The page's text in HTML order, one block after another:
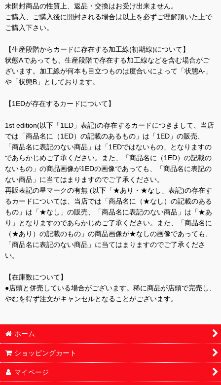
未開封商品の性質上、返品・交換はお受け出来ません。
ご購入、ご購入後に開封される場合は以上を必ずご理解頂いた上で
ご購入下さい。
【生産段階からカードに存在する加工線(初期線)について】
状態Aであっても、生産段階で存在する加工線などを含む場合がご
ざいます。加工線が何本も目立つものは度合いによって「状態A-」
や「状態B」としております。
【1EDが存在するカードについて】
1st edition(以下「1ED」表記)の存在するカードにつきまして、当店
では「商品名に（1ED）の記載のあるもの」は「1ED」の販売、
「商品名に表記のない商品」は「1EDではないもの」となりますの
であらかじめご了承ください。また、「商品名に（1ED）の記載の
ないもの」の商品画像が1EDの画像であっても、「商品名に表記の
ない商品」に当てはまりますのでご了承ください。
再販表記の星マークの有無 (以下「★あり・★なし」表記)の存在す
るカードについては、当店では「商品名に（★なし）の記載のある
もの」は「★なし」の販売、「商品名に表記のない商品」は「★あ
り」となりますのであらかじめご了承ください。また、「商品名に
（★あり）の記載のもの」の商品画像が★なしの画像であっても、
「商品名に表記のない商品」に当てはまりますのでご了承くださ
い。
【在庫数について】
●店頭と併売している場合がございます。稀に商品が店頭で完売し、
やむを得ず注文がキャンセルとなることがございます。
ホーム
ショッピングカート
マイページ